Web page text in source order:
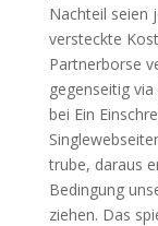
Nachteil seien
versteckte
Partnerborse
gegenseitig
bei Ein
trube, daraus
Bedingung
ziehen. Das